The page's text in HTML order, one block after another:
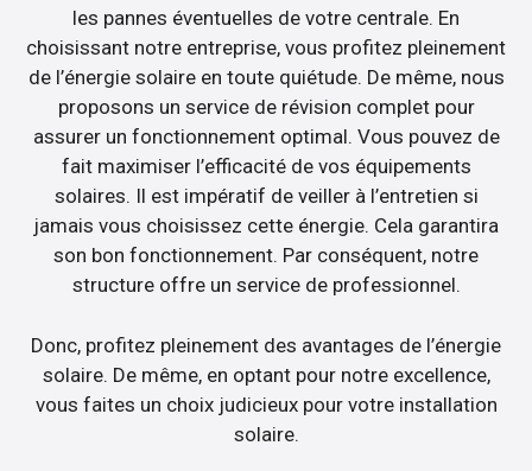
les pannes éventuelles de votre centrale. En
choisissant notre entreprise, vous profitez pleinement
de l’énergie solaire en toute quiétude. De même, nous
proposons un service de révision complet pour
assurer un fonctionnement optimal. Vous pouvez de
fait maximiser l’efficacité de vos équipements
solaires. Il est impératif de veiller à l’entretien si
jamais vous choisissez cette énergie. Cela garantira
son bon fonctionnement. Par conséquent, notre
structure offre un service de professionnel.
Donc, profitez pleinement des avantages de l’énergie
solaire. De même, en optant pour notre excellence,
vous faites un choix judicieux pour votre installation
solaire.